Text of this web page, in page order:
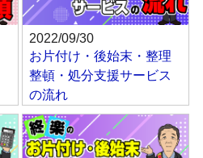
2022/09/30
お片付け・後始末・整理
整頓・処分支援サービス
の流れ